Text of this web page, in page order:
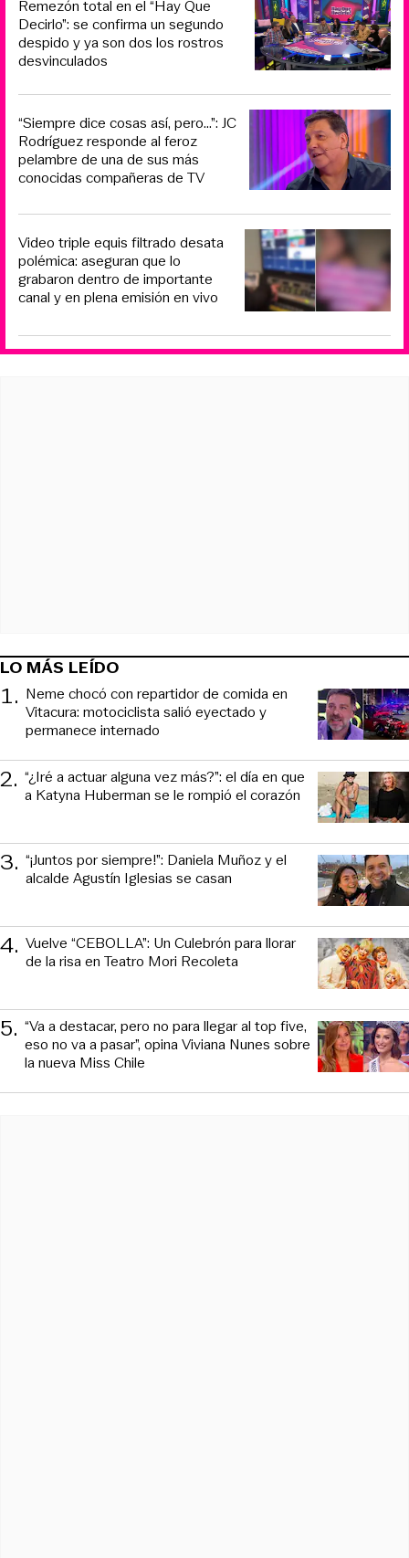
Remezón total en el “Hay Que
Decirlo”: se confirma un segundo
despido y ya son dos los rostros
desvinculados
“Siempre dice cosas así, pero...”: JC
Rodríguez responde al feroz
pelambre de una de sus más
conocidas compañeras de TV
Video triple equis filtrado desata
polémica: aseguran que lo
grabaron dentro de importante
canal y en plena emisión en vivo
LO MÁS LEÍDO
1. Neme chocó con repartidor de comida en
Vitacura: motociclista salió eyectado y
permanece internado
2. “¿Iré a actuar alguna vez más?”: el día en que
a Katyna Huberman se le rompió el corazón
3. “¡Juntos por siempre!”: Daniela Muñoz y el
alcalde Agustín Iglesias se casan
4. Vuelve “CEBOLLA”: Un Culebrón para llorar
de la risa en Teatro Mori Recoleta
5. “Va a destacar, pero no para llegar al top five,
eso no va a pasar”, opina Viviana Nunes sobre
la nueva Miss Chile